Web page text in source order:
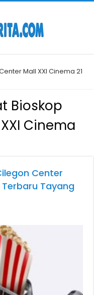
Mall XXI Cinema 21
Bioskop
Cinema
Center
Terbaru Tayang